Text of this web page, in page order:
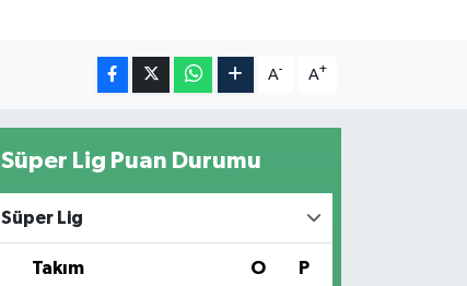
A- A+
Süper Lig Puan Durumu
Süper Lig
Takım O P